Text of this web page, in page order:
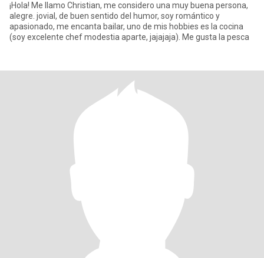
¡Hola! Me llamo Christian, me considero una muy buena persona,
alegre. jovial, de buen sentido del humor, soy romántico y
apasionado, me encanta bailar, uno de mis hobbies es la cocina
(soy excelente chef modestia aparte, jajajaja). Me gusta la pesca